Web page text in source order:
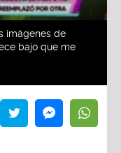
imágenes de
bajo que me